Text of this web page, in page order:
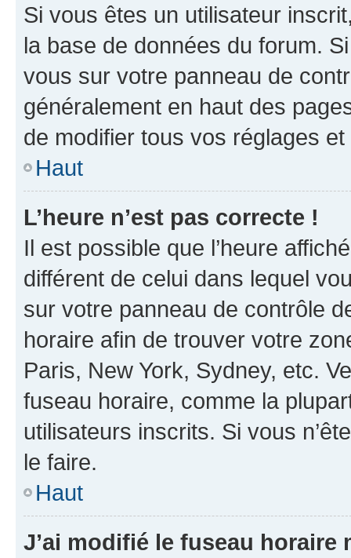
Si vous êtes un utilisateur
la base de données du forum.
vous sur votre panneau de
généralement en haut des
de modifier tous vos réglages
Haut
L’heure n’est pas correcte !
Il est possible que l’heure
différent de celui dans lequel
sur votre panneau de contrôle
horaire afin de trouver votre
Paris, New York, Sydney, etc.
fuseau horaire, comme la
utilisateurs inscrits. Si vous
le faire.
Haut
J’ai modifié le fuseau horaire